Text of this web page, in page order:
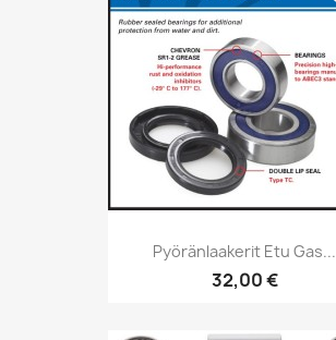
Pyöränlaakerit Etu Gas...
32,00 €